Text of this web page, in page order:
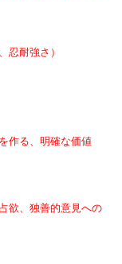
忍耐強さ ）
作る、明確な価値
欲、独善的意見への